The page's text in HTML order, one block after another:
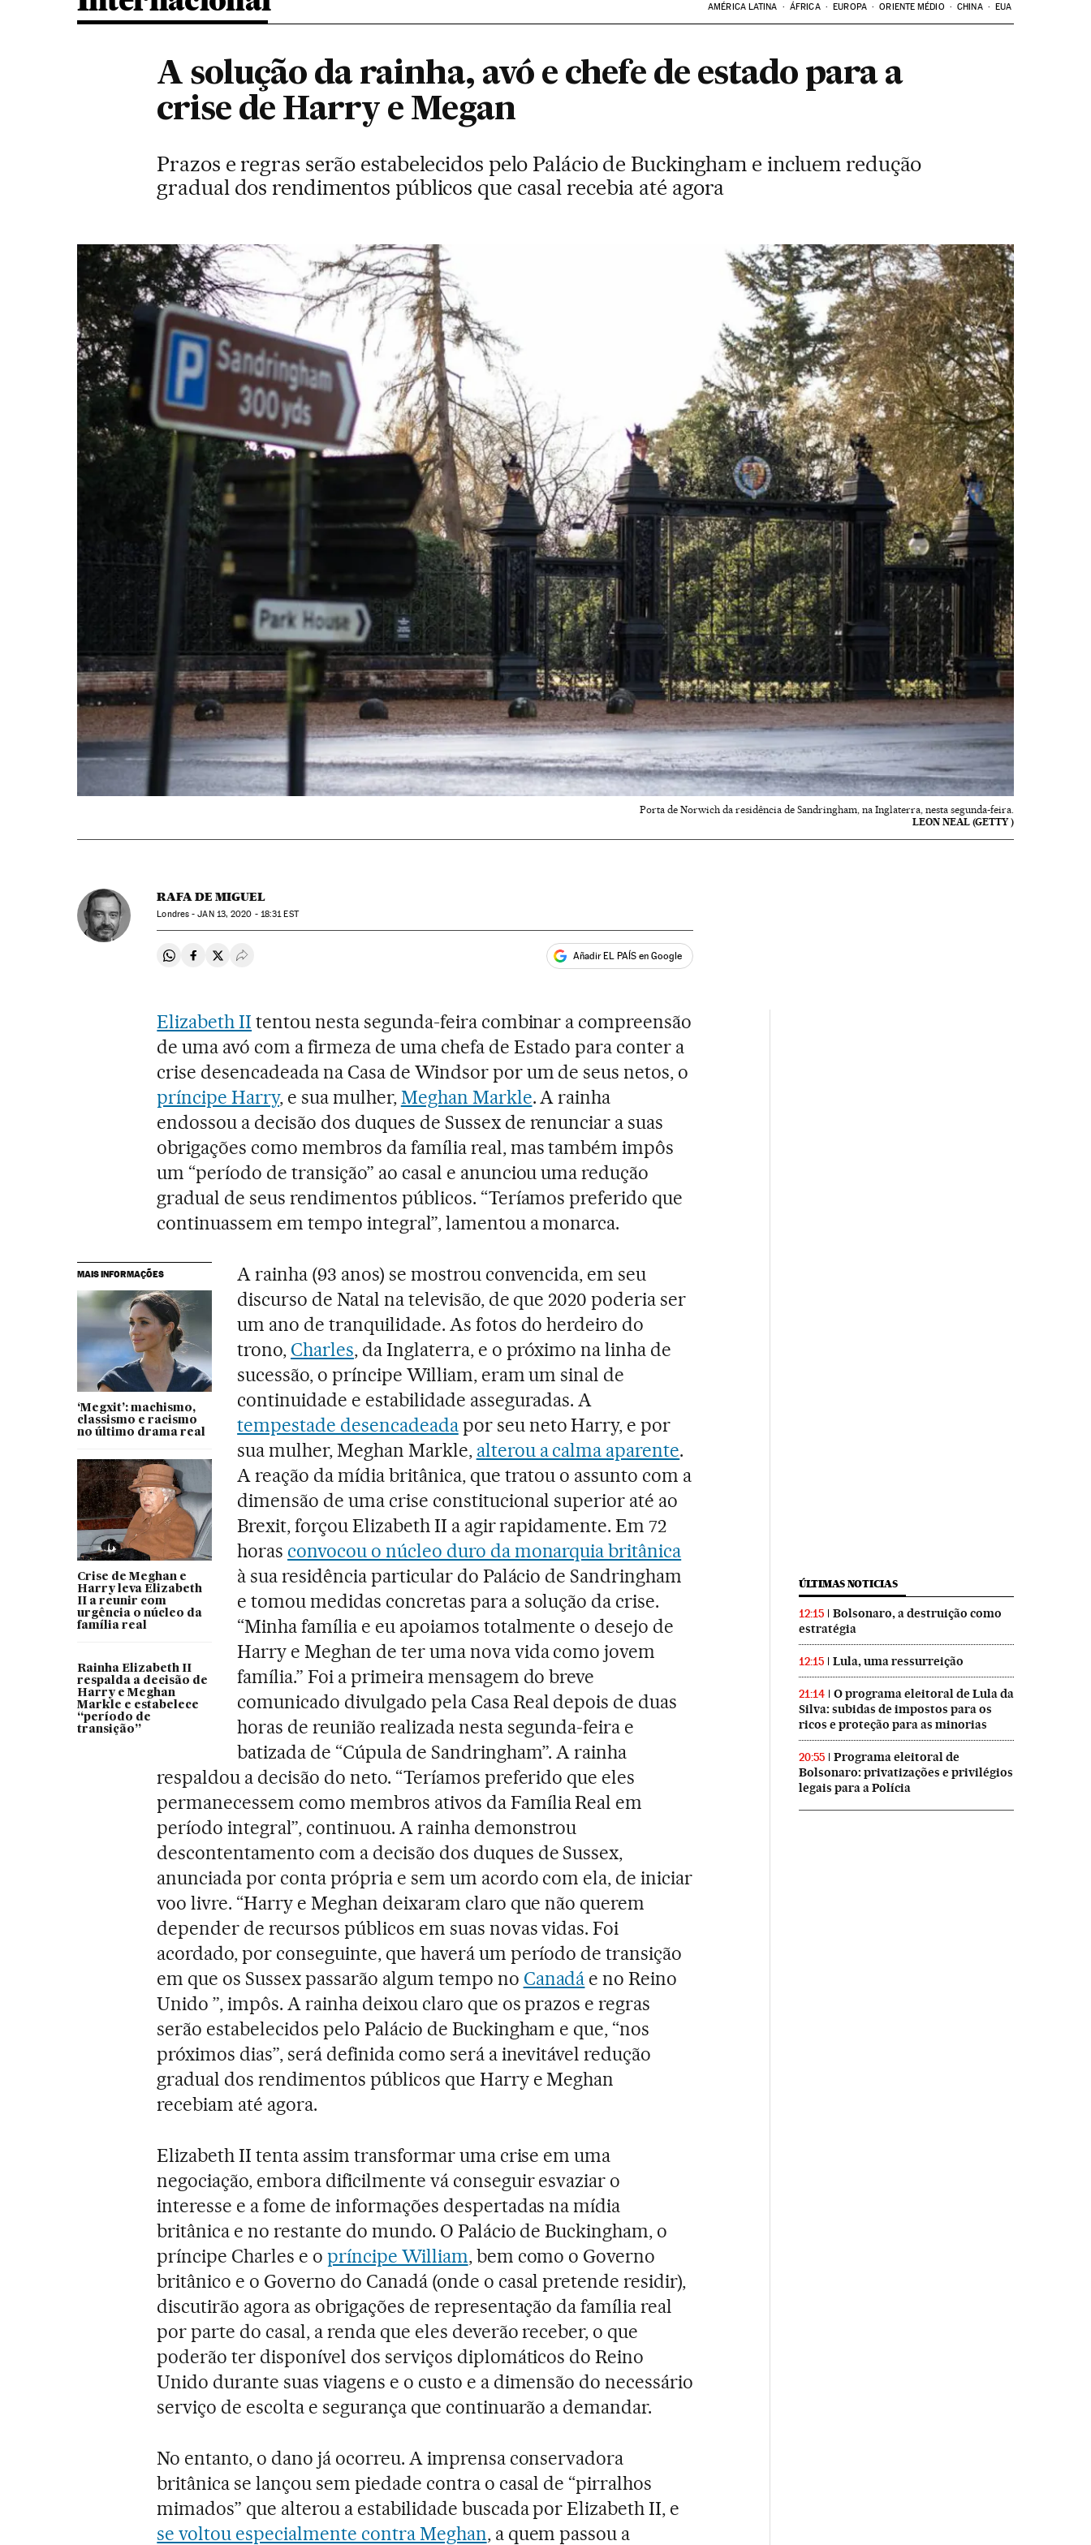
AMÉRICA LATINA ÁFRICA EUROPA ORIENTE MÉDIO CHINA EUA
A solução da rainha, avó e chefe de estado para a
crise de Harry e Megan
Prazos e regras serão estabelecidos pelo Palácio de Buckingham e incluem redução
gradual dos rendimentos públicos que casal recebia até agora
Porta de Norwich da residência de Sandringham, na Inglaterra, nesta segunda-feira.
LEON NEAL (GETTY )
RAFA DE MIGUEL
Londres -JAN 13, 2020 - 18:31EST
Compartir en Whatsapp
Compartir en Facebook
Compartir en Twitter
Desplegar Redes Sociales Añadir EL PAÍS en Google
Elizabeth II tentou nesta segunda-feira combinar a compreensão
de uma avó com a firmeza de uma chefa de Estado para conter a
crise desencadeada na Casa de Windsor por um de seus netos, o
príncipe Harry, e sua mulher,Meghan Markle. A rainha
endossou a decisão dos duques de Sussex de renunciar a suas
obrigações como membros da família real, mas também impôs
um “período de transição” ao casal e anunciou uma redução
gradual de seus rendimentos públicos. “Teríamos preferido que
continuassem em tempo integral”, lamentou a monarca.
MAIS INFORMAÇÕES
‘Megxit’: machismo,
classismo e racismo
no último drama real
Crise de Meghan e
Harry leva Elizabeth
II a reunir com
urgência o núcleo da
família real
Rainha Elizabeth II
respalda a decisão de
Harry e Meghan
Markle e estabelece
“período de
transição”
A rainha (93 anos) se mostrou convencida, em seu
discurso de Natal na televisão, de que 2020 poderia ser
um ano de tranquilidade. As fotos do herdeiro do
trono, Charles, da Inglaterra, e o próximo na linha de
sucessão, o príncipe William, eram um sinal de
continuidade e estabilidade asseguradas. A
tempestade desencadeadapor seu neto Harry, e por
sua mulher, Meghan Markle, alterou a calma aparente.
A reação da mídia britânica, que tratou o assunto com a
dimensão de uma crise constitucional superior até ao
Brexit, forçou Elizabeth II a agir rapidamente. Em 72
horas convocou o núcleo duro da monarquia britânica
à sua residência particular do Palácio de Sandringham
e tomou medidas concretas para a solução da crise.
“Minha família e eu apoiamos totalmente o desejo de
Harry e Meghan de ter uma nova vida como jovem
família.” Foi a primeira mensagem do breve
comunicado divulgado pela Casa Real depois de duas
horas de reunião realizada nesta segunda-feira e
batizada de “Cúpula de Sandringham”. A rainha
respaldou a decisão do neto. “Teríamos preferido que eles
permanecessem como membros ativos da Família Real em
período integral”, continuou. A rainha demonstrou
descontentamento com a decisão dos duques de Sussex,
anunciada por conta própria e sem um acordo com ela, de iniciar
voo livre. “Harry e Meghan deixaram claro que não querem
depender de recursos públicos em suas novas vidas. Foi
acordado, por conseguinte, que haverá um período de transição
em que os Sussex passarão algum tempo no Canadá e no Reino
Unido ”, impôs. A rainha deixou claro que os prazos e regras
serão estabelecidos pelo Palácio de Buckingham e que, “nos
próximos dias”, será definida como será a inevitável redução
gradual dos rendimentos públicos que Harry e Meghan
recebiam até agora.
Elizabeth II tenta assim transformar uma crise em uma
negociação, embora dificilmente vá conseguir esvaziar o
interesse e a fome de informações despertadas na mídia
britânica e no restante do mundo. O Palácio de Buckingham, o
príncipe Charles e o príncipe William, bem como o Governo
britânico e o Governo do Canadá (onde o casal pretende residir),
discutirão agora as obrigações de representação da família real
por parte do casal, a renda que eles deverão receber, o que
poderão ter disponível dos serviços diplomáticos do Reino
Unido durante suas viagens e o custo e a dimensão do necessário
serviço de escolta e segurança que continuarão a demandar.
No entanto, o dano já ocorreu. A imprensa conservadora
britânica se lançou sem piedade contra o casal de “pirralhos
mimados” que alterou a estabilidade buscada por Elizabeth II, e
se voltou especialmente contra Meghan, a quem passou a
ÚLTIMAS NOTICIAS
12:15
Bolsonaro, a destruição como
estratégia
12:15 Lula, uma ressurreição
21:14
O programa eleitoral de Lula da
Silva: subidas de impostos para os
ricos e proteção para as minorias
20:55
Programa eleitoral de
Bolsonaro: privatizações e privilégios
legais para a Polícia